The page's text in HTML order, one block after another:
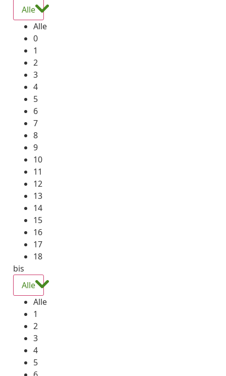
Alle
Alle
0
1
2
3
4
5
6
7
8
9
10
11
12
13
14
15
16
17
18
bis
Alle
Alle
1
2
3
4
5